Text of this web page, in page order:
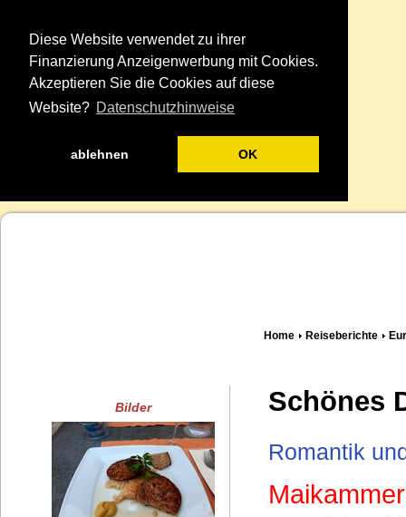
Diese Website verwendet zu ihrer
Finanzierung Anzeigenwerbung mit Cookies.
Akzeptieren Sie die Cookies auf diese
Website? Datenschutzhinweise
ablehnen OK
Home Reiseberichte
Bilder Schönes
Romantik